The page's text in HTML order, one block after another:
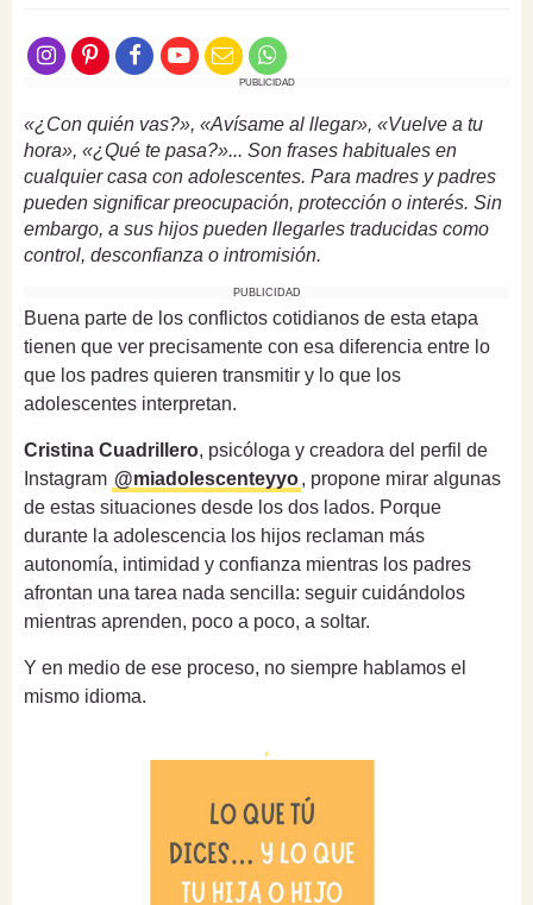
PUBLICIDAD
«¿Con quién vas?», «Avísame al llegar», «Vuelve a tu
hora», «¿Qué te pasa?»... Son frases habituales en
cualquier casa con adolescentes. Para madres y padres
pueden significar preocupación, protección o interés. Sin
embargo, a sus hijos pueden llegarles traducidas como
control, desconfianza o intromisión.
PUBLICIDAD
Buena parte de los conflictos cotidianos de esta etapa
tienen que ver precisamente con esa diferencia entre lo
que los padres quieren transmitir y lo que los
adolescentes interpretan.
Cristina Cuadrillero, psicóloga y creadora del perfil de
Instagram @miadolescenteyyo, propone mirar algunas
de estas situaciones desde los dos lados. Porque
durante la adolescencia los hijos reclaman más
autonomía, intimidad y confianza mientras los padres
afrontan una tarea nada sencilla: seguir cuidándolos
mientras aprenden, poco a poco, a soltar.
Y en medio de ese proceso, no siempre hablamos el
mismo idioma.